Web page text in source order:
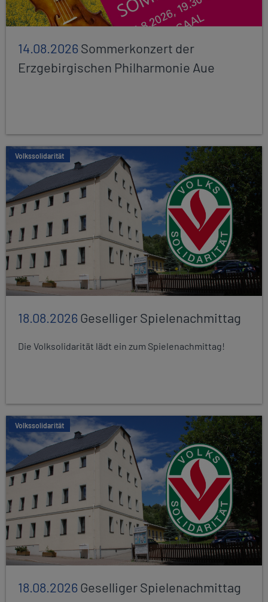
14.08.2026Sommerkonzert der
Erzgebirgischen Philharmonie Aue
Volkssolidarität
18.08.2026Geselliger Spielenachmittag
Die Volksolidarität lädt ein zum Spielenachmittag!
Volkssolidarität
18.08.2026Geselliger Spielenachmittag